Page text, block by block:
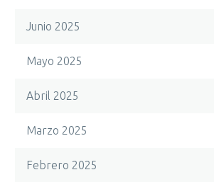
Junio 2025
Mayo 2025
Abril 2025
Marzo 2025
Febrero 2025